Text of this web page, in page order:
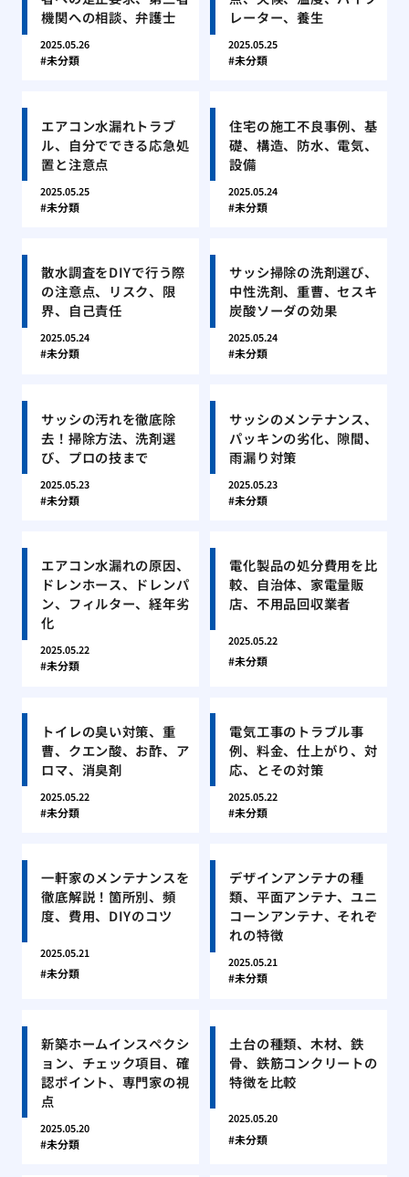
機関への相談、弁護士
2025.05.26
未分類
レーター、養生
2025.05.25
未分類
エアコン水漏れトラブ
ル、自分でできる応急処
置と注意点
2025.05.25
未分類
住宅の施工不良事例、基
礎、構造、防水、電気、
設備
2025.05.24
未分類
散水調査をDIYで行う際
の注意点、リスク、限
界、自己責任
2025.05.24
未分類
サッシ掃除の洗剤選び、
中性洗剤、重曹、セスキ
炭酸ソーダの効果
2025.05.24
未分類
サッシの汚れを徹底除
去！掃除方法、洗剤選
び、プロの技まで
2025.05.23
未分類
サッシのメンテナンス、
パッキンの劣化、隙間、
雨漏り対策
2025.05.23
未分類
エアコン水漏れの原因、
ドレンホース、ドレンパ
ン、フィルター、経年劣
化
2025.05.22
未分類
電化製品の処分費用を比
較、自治体、家電量販
店、不用品回収業者
2025.05.22
未分類
トイレの臭い対策、重
曹、クエン酸、お酢、ア
ロマ、消臭剤
2025.05.22
未分類
電気工事のトラブル事
例、料金、仕上がり、対
応、とその対策
2025.05.22
未分類
一軒家のメンテナンスを
徹底解説！箇所別、頻
度、費用、DIYのコツ
2025.05.21
未分類
デザインアンテナの種
類、平面アンテナ、ユニ
コーンアンテナ、それぞ
れの特徴
2025.05.21
未分類
新築ホームインスペクシ
ョン、チェック項目、確
認ポイント、専門家の視
点
2025.05.20
未分類
土台の種類、木材、鉄
骨、鉄筋コンクリートの
特徴を比較
2025.05.20
未分類